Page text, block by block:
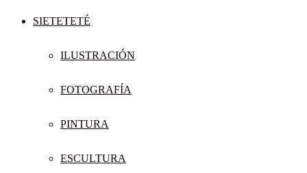
SIETETETÉ
ILUSTRACIÓN
FOTOGRAFÍA
PINTURA
ESCULTURA